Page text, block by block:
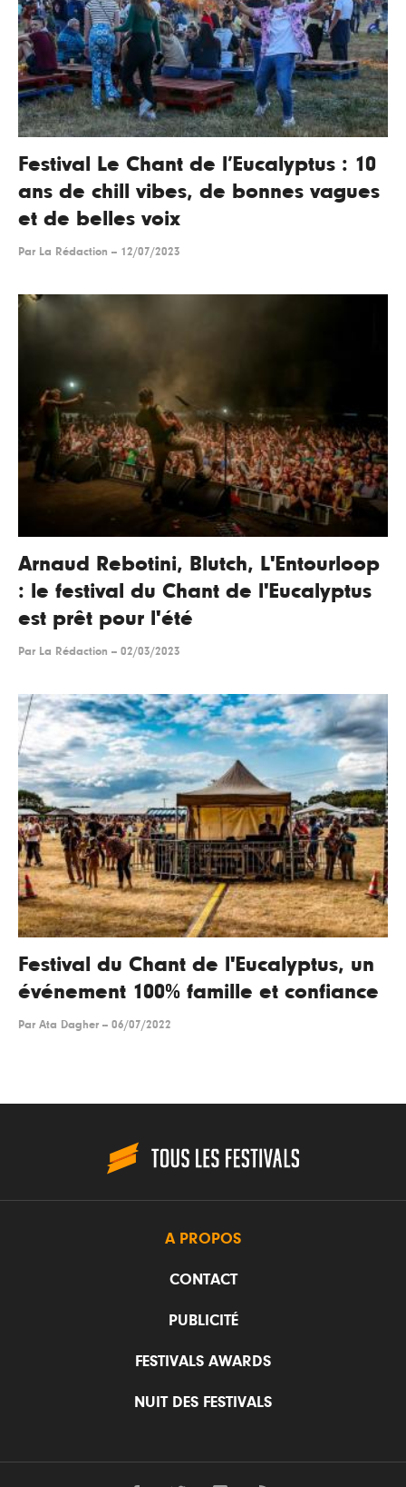
Festival Le Chant de l’Eucalyptus : 10
ans de chill vibes, de bonnes vagues
et de belles voix
Par La Rédaction -- 12/07/2023
Arnaud Rebotini, Blutch, L'Entourloop
: le festival du Chant de l'Eucalyptus
est prêt pour l'été
Par La Rédaction -- 02/03/2023
Festival du Chant de l'Eucalyptus, un
événement 100% famille et confiance
Par Ata Dagher -- 06/07/2022
A PROPOS
CONTACT
PUBLICITÉ
FESTIVALS AWARDS
NUIT DES FESTIVALS